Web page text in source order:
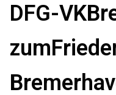
DFG-